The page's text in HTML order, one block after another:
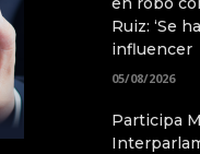
Ruiz: ‘Se
influencer
05/08/2026
Participa